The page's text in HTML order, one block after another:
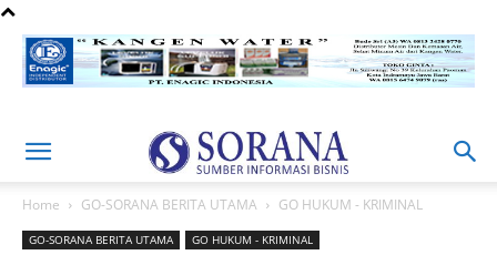
Home GO-SORANA BERITA UTAMA GO HUKUM - KRIMINAL
GO-SORANA BERITA UTAMA GO HUKUM - KRIMINAL